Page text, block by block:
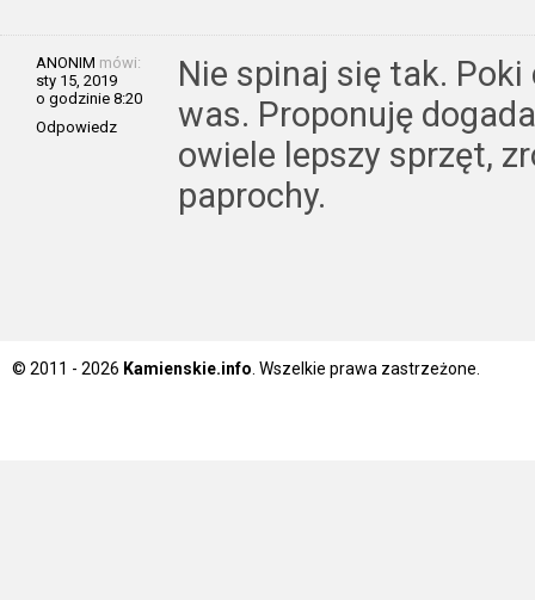
ANONIM mówi:
sty 15, 2019
o godzinie 8:20
Odpowiedz
Nie spinaj się tak.
was. Proponuję
owiele lepszy sprzęt,
paprochy.
© 2011 - 2026 Kamienskie.info . Wszelkie prawa zastrzeżone.